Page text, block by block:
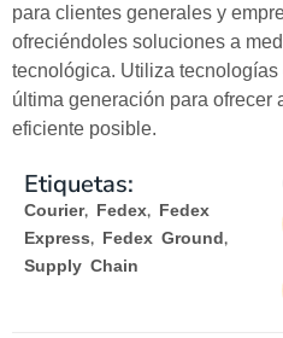
para clientes generales y
ofreciéndoles soluciones a
tecnológica. Utiliza
última generación para ofrecer
eficiente posible.
Etiquetas:
Courier, Fedex, Fedex
Express, Fedex Ground,
Supply Chain